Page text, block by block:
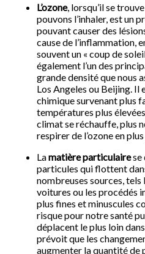
L’ozone, lorsqu’il se
pouvons l’inhaler, est un
pouvant causer des
cause de l’inflammation,
souvent un « coup de
également l’un des
grande densité que nous
Los Angeles ou Beijing. Il
chimique survenant plus
températures plus
climat se réchauffe, plus
respirer de l’ozone en
Lamatière particulairese
particules qui flottent
nombreuses sources, tels
voitures ou les procédés
plus fines et minuscules
risque pour notre santé
déplacent le plus loin
prévoit que les
augmenter la quantité de